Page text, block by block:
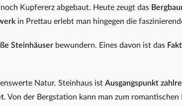
Kupfererz abgebaut. Heute zeugt das
in Prettau erlebt man hingegen die
Steinhäuser bewundern. Eines davon ist das
Natur. Steinhaus ist Ausgangspunkt
. Von der Bergstation kann man zum romantischen